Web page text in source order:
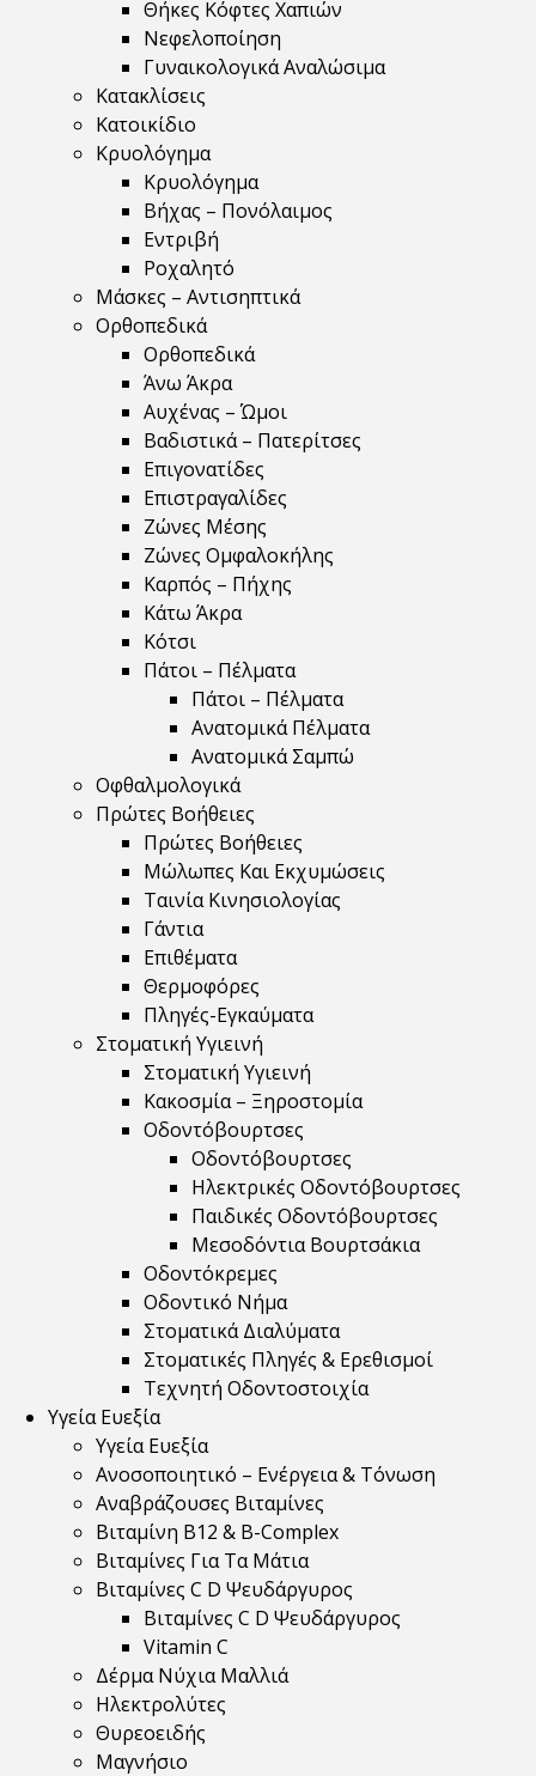
Θήκες Κόφτες Χαπιών
Νεφελοποίηση
Γυναικολογικά Αναλώσιμα
Κατακλίσεις
Κατοικίδιο
Κρυολόγημα
Κρυολόγημα
Βήχας – Πονόλαιμος
Εντριβή
Ροχαλητό
Μάσκες – Αντισηπτικά
Ορθοπεδικά
Ορθοπεδικά
Άνω Άκρα
Αυχένας – Ώμοι
Βαδιστικά – Πατερίτσες
Επιγονατίδες
Επιστραγαλίδες
Ζώνες Μέσης
Ζώνες Ομφαλοκήλης
Καρπός – Πήχης
Κάτω Άκρα
Κότσι
Πάτοι – Πέλματα
Πάτοι – Πέλματα
Ανατομικά Πέλματα
Ανατομικά Σαμπώ
Οφθαλμολογικά
Πρώτες Βοήθειες
Πρώτες Βοήθειες
Μώλωπες Και Εκχυμώσεις
Ταινία Κινησιολογίας
Γάντια
Επιθέματα
Θερμοφόρες
Πληγές-Εγκαύματα
Στοματική Υγιεινή
Στοματική Υγιεινή
Κακοσμία – Ξηροστομία
Οδοντόβουρτσες
Οδοντόβουρτσες
Ηλεκτρικές Οδοντόβουρτσες
Παιδικές Οδοντόβουρτσες
Μεσοδόντια Βουρτσάκια
Οδοντόκρεμες
Οδοντικό Νήμα
Στοματικά Διαλύματα
Στοματικές Πληγές & Ερεθισμοί
Τεχνητή Οδοντοστοιχία
Υγεία Ευεξία
Υγεία Ευεξία
Ανοσοποιητικό – Ενέργεια & Τόνωση
Αναβράζουσες Βιταμίνες
Βιταμίνη B12 & Β-Complex
Βιταμίνες Για Τα Μάτια
Βιταμίνες C D Ψευδάργυρος
Βιταμίνες C D Ψευδάργυρος
Vitamin C
Δέρμα Νύχια Μαλλιά
Ηλεκτρολύτες
Θυρεοειδής
Μαγνήσιο